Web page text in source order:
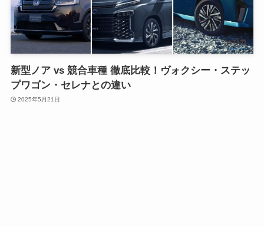
新型ノア vs 競合車種 徹底比較！ヴォクシー・ステッ
プワゴン・セレナとの違い
2025年5月21日